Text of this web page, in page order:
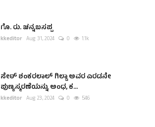
ಗೊ. ರು. ಚನ್ನಬಸಪ್ಪ
kkeditor Aug 31, 2024 0 1.1k
ಸೇಠ್ ಶಂಕರಲಾಲ್ ಗಿಲ್ಡಾ ಅವರ ಎರಡನೇ
ಪುಣ್ಯಸ್ಮರಣೆಯನ್ನು ಅಂಧ, ಕ...
kkeditor Aug 23, 2024 0 546